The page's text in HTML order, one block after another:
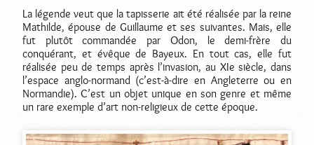
La légende veut que la tapisserie ait été réalisée par la reine
Mathilde, épouse de Guillaume et ses suivantes. Mais, elle
fut plutôt commandée par Odon, le demi-frère du
conquérant, et évêque de Bayeux. En tout cas, elle fut
réalisée peu de temps après l’invasion, au XIe siècle, dans
l’espace anglo-normand (c’est-à-dire en Angleterre ou en
Normandie). C’est un objet unique en son genre et même
un rare exemple d’art non-religieux de cette époque.